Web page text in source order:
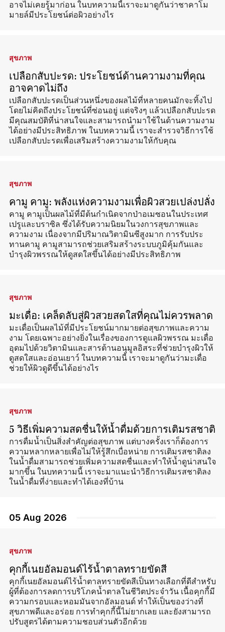
อาจไม่เคยรู้มาก่อน ในบทความนี้เราจะมาดูกันว่าชาคาโม
มายล์มีประโยชน์ต่อผิวอย่างไร
สุขภาพ
เปลือกสับปะรด: ประโยชน์ด้านความงามที่คุณ
อาจคาดไม่ถึง
เปลือกสับปะรดเป็นส่วนหนึ่งของผลไม้ที่หลายคนมักจะทิ้งไป
โดยไม่คิดถึงประโยชน์ที่ซ่อนอยู่ แต่จริงๆ แล้วเปลือกสับปะรด
มีคุณสมบัติที่น่าสนใจและสามารถนำมาใช้ในด้านความงาม
ได้อย่างมีประสิทธิภาพ ในบทความนี้ เราจะสำรวจวิธีการใช้
เปลือกสับปะรดเพื่อเสริมสร้างความงามให้กับคุณ
สุขภาพ
คามู คามู: พลังแห่งความงามเพื่อผิวสวยเปล่งปลั่ง
คามู คามูเป็นผลไม้ที่มีต้นกำเนิดจากป่าอเมซอนในประเทศ
เปรูและบราซิล ซึ่งได้รับความนิยมในวงการสุขภาพและ
ความงาม เนื่องจากมีปริมาณวิตามินซีสูงมาก การรับประ
ทานคามู คามูสามารถช่วยเสริมสร้างระบบภูมิคุ้มกันและ
บำรุงผิวพรรณให้ดูสดใสขึ้นได้อย่างมีประสิทธิภาพ
สุขภาพ
มะเดื่อ: เคล็ดลับสู่ผิวสวยสดใสที่คุณไม่ควรพลาด
มะเดื่อเป็นผลไม้ที่มีประโยชน์มากมายต่อสุขภาพและความ
งาม โดยเฉพาะอย่างยิ่งในเรื่องของการดูแลผิวพรรณ มะเดื่อ
อุดมไปด้วยวิตามินและสารต้านอนุมูลอิสระที่ช่วยบำรุงผิวให้
ดูสดใสและอ่อนเยาว์ ในบทความนี้ เราจะมาดูกันว่ามะเดื่อ
ช่วยให้ผิวดูดีขึ้นได้อย่างไร
สุขภาพ
5 วิธีเพิ่มความสดชื่นให้น้ำดื่มด้วยการเติมรสชาติ
การดื่มน้ำเป็นสิ่งสำคัญต่อสุขภาพ แต่บางครั้งเราก็ต้องการ
ความหลากหลายเพื่อไม่ให้รู้สึกเบื่อหน่าย การเติมรสชาติลง
ในน้ำดื่มสามารถช่วยเพิ่มความสดชื่นและทำให้น้ำดูน่าสนใจ
มากขึ้น ในบทความนี้ เราจะมาแนะนำวิธีการเติมรสชาติลง
ในน้ำดื่มที่ง่ายและทำได้เองที่บ้าน
05 Aug 2026
สุขภาพ
คุกกี้เนยอัลมอนด์ไร้น้ำตาลทรายขัดสี
คุกกี้เนยอัลมอนด์ไร้น้ำตาลทรายขัดสีเป็นทางเลือกที่ดีสำหรับ
ผู้ที่ต้องการลดการบริโภคน้ำตาลในชีวิตประจำวัน เนื้อคุกกี้มี
ความกรอบและหอมมันจากอัลมอนด์ ทำให้เป็นของว่างที่
สุขภาพดีและอร่อย การทำคุกกี้นี้ไม่ยากเลย และยังสามารถ
ปรับสูตรได้ตามความชอบส่วนตัวอีกด้วย